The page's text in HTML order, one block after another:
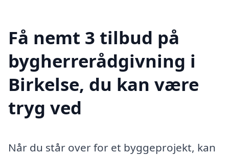
Få nemt 3 tilbud på
bygherrerådgivning i
Birkelse, du kan være
tryg ved
Når du står over for et byggeprojekt, kan